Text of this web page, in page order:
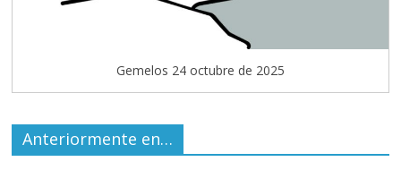
Gemelos 24 octubre de 2025
Anteriormente en…